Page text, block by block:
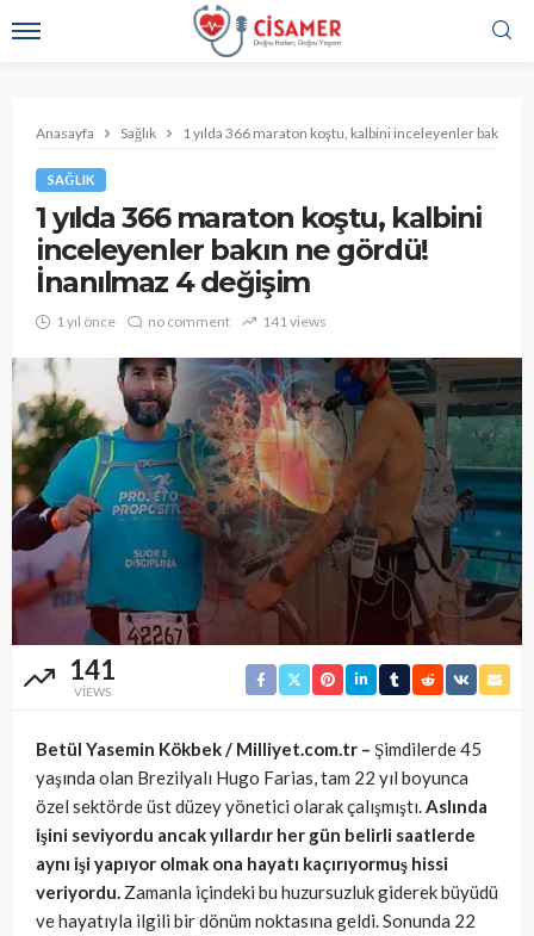
Anasayfa Sağlık 1 yılda 366 maraton koştu, kalbini inceleyenler bakın
SAĞLIK
1 yılda 366 maraton koştu, kalbini
inceleyenler bakın ne gördü!
İnanılmaz 4 değişim
1 yıl önce no comment 141 views
141
VIEWS
Betül Yasemin Kökbek / Milliyet.com.tr – Şimdilerde 45
yaşında olan Brezilyalı Hugo Farias, tam 22 yıl boyunca
özel sektörde üst düzey yönetici olarak çalışmıştı.Aslında
işini seviyordu ancak yıllardır her gün belirli saatlerde
aynı işi yapıyor olmak ona hayatı kaçırıyormuş hissi
veriyordu. Zamanla içindeki bu huzursuzluk giderek büyüdü
ve hayatıyla ilgili bir dönüm noktasına geldi. Sonunda 22